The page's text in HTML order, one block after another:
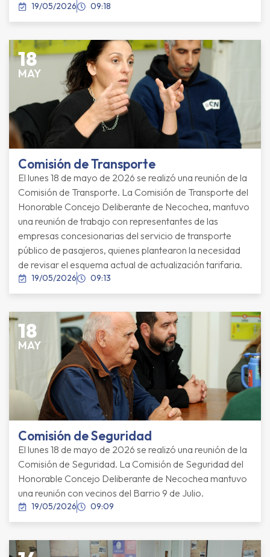
19/05/2026 09:18
18
MAY
Comisión de Transporte
El lunes 18 de mayo de 2026 se realizó una reunión de la
Comisión de Transporte. La Comisión de Transporte del
Honorable Concejo Deliberante de Necochea, mantuvo
una reunión de trabajo con representantes de las
empresas concesionarias del servicio de transporte
público de pasajeros, quienes plantearon la necesidad
de revisar el esquema actual de actualización tarifaria.
19/05/2026 09:13
18
MAY
Comisión de Seguridad
El lunes 18 de mayo de 2026 se realizó una reunión de la
Comisión de Seguridad. La Comisión de Seguridad del
Honorable Concejo Deliberante de Necochea mantuvo
una reunión con vecinos del Barrio 9 de Julio.
19/05/2026 09:09